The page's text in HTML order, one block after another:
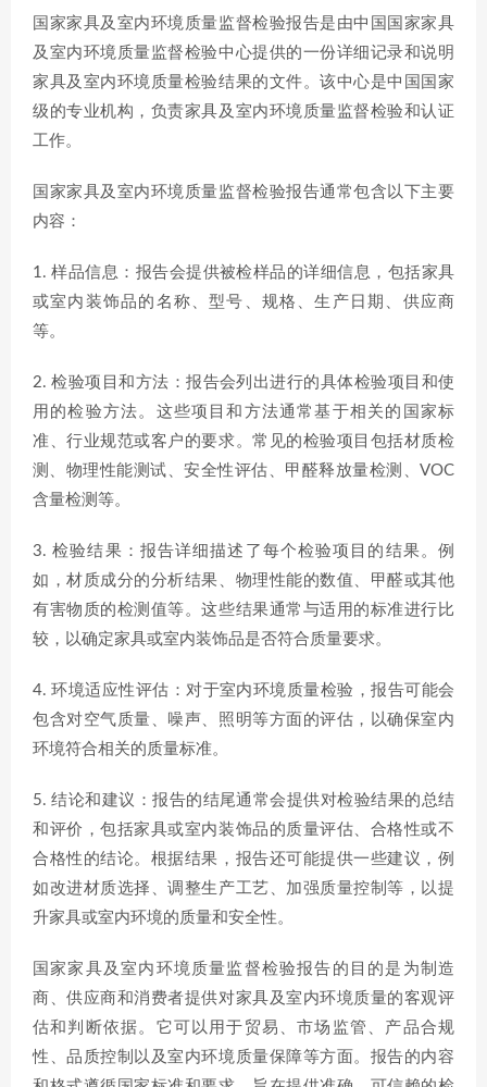
国家家具及室内环境质量监督检验报告是由中国国家家具
及室内环境质量监督检验中心提供的一份详细记录和说明
家具及室内环境质量检验结果的文件。该中心是中国国家
级的专业机构，负责家具及室内环境质量监督检验和认证
工作。
国家家具及室内环境质量监督检验报告通常包含以下主要
内容：
1. 样品信息：报告会提供被检样品的详细信息，包括家具
或室内装饰品的名称、型号、规格、生产日期、供应商
等。
2. 检验项目和方法：报告会列出进行的具体检验项目和使
用的检验方法。这些项目和方法通常基于相关的国家标
准、行业规范或客户的要求。常见的检验项目包括材质检
测、物理性能测试、安全性评估、甲醛释放量检测、VOC
含量检测等。
3. 检验结果：报告详细描述了每个检验项目的结果。例
如，材质成分的分析结果、物理性能的数值、甲醛或其他
有害物质的检测值等。这些结果通常与适用的标准进行比
较，以确定家具或室内装饰品是否符合质量要求。
4. 环境适应性评估：对于室内环境质量检验，报告可能会
包含对空气质量、噪声、照明等方面的评估，以确保室内
环境符合相关的质量标准。
5. 结论和建议：报告的结尾通常会提供对检验结果的总结
和评价，包括家具或室内装饰品的质量评估、合格性或不
合格性的结论。根据结果，报告还可能提供一些建议，例
如改进材质选择、调整生产工艺、加强质量控制等，以提
升家具或室内环境的质量和安全性。
国家家具及室内环境质量监督检验报告的目的是为制造
商、供应商和消费者提供对家具及室内环境质量的客观评
估和判断依据。它可以用于贸易、市场监管、产品合规
性、品质控制以及室内环境质量保障等方面。报告的内容